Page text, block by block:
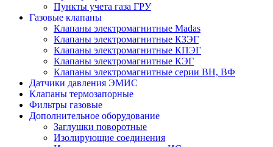
Пункты учета газа ГРУ
Газовые клапаны
Клапаны электромагнитные Madas
Клапаны электромагнитные КЗЭГ
Клапаны электромагнитные КПЭГ
Клапаны электромагнитные КЭГ
Клапаны электромагнитные серии ВН, ВФ
Датчики давления ЭМИС
Клапаны термозапорные
Фильтры газовые
Дополнительное оборудование
Заглушки поворотные
Изолирующие соединения